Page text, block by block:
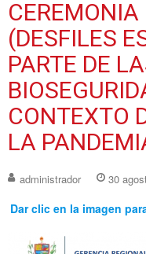
(DESFILES
PARTE DE
CONTEXTO
LA
administrador 30
Dar clic en la imagen